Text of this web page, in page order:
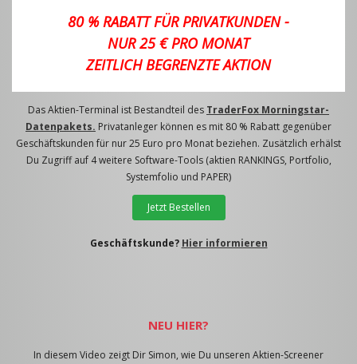
80 % RABATT FÜR PRIVATKUNDEN -
NUR 25 € PRO MONAT
ZEITLICH BEGRENZTE AKTION
Das Aktien-Terminal ist Bestandteil des TraderFox Morningstar-
Datenpakets. Privatanleger können es mit 80 % Rabatt gegenüber
Geschäftskunden für nur 25 Euro pro Monat beziehen. Zusätzlich erhälst
Du Zugriff auf 4 weitere Software-Tools (aktien RANKINGS, Portfolio,
Systemfolio und PAPER)
Jetzt Bestellen
Geschäftskunde? Hier informieren
NEU HIER?
In diesem Video zeigt Dir Simon, wie Du unseren Aktien-Screener